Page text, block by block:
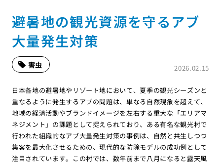
避暑地の観光資源を守るアブ
大量発生対策
2026.02.15
害虫
日本各地の避暑地やリゾート地において、夏季の観光シーズンと
重なるように発生するアブの問題は、単なる自然現象を超えて、
地域の経済活動やブランドイメージを左右する重大な「エリアマ
ネジメント」の課題として捉えられており、ある有名な観光村で
行われた組織的なアブ大量発生対策の事例は、自然と共生しつつ
集客を最大化させるための、現代的な防除モデルの成功例として
注目されています。この村では、数年前まで八月になると露天風